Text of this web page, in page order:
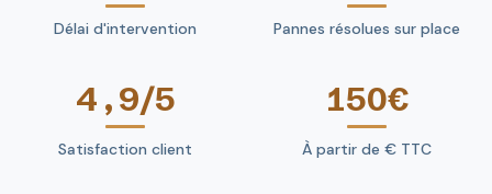
Délai d'intervention Pannes résolues sur place
4,9/5
Satisfaction client
150€
À partir de € TTC